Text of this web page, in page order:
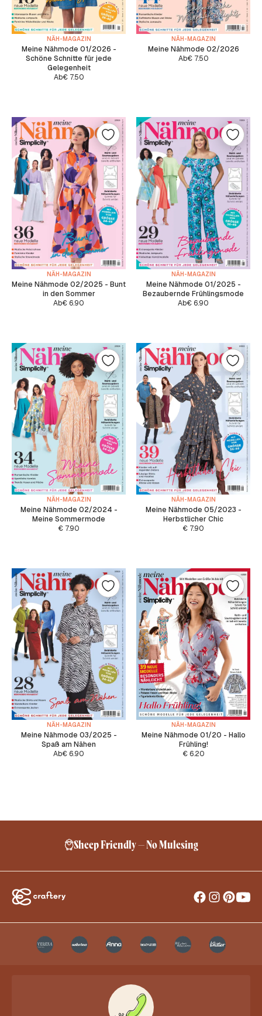
NÄH-MAGAZIN
Meine Nähmode 01/2026 -
Schöne Schnitte für jede
Gelegenheit
Ab€7.50
NÄH-MAGAZIN
Meine Nähmode 02/2026
Ab€7.50
NÄH-MAGAZIN
Meine Nähmode 02/2025 - Bunt
in den Sommer
Ab€ 6.90
NÄH-MAGAZIN
Meine Nähmode 01/2025 -
Bezaubernde Frühlingsmode
Ab€ 6.90
NÄH-MAGAZIN
Meine Nähmode 02/2024 -
Meine Sommermode
€ 7.90
NÄH-MAGAZIN
Meine Nähmode 05/2023 -
Herbstlicher Chic
€ 7.90
NÄH-MAGAZIN
Meine Nähmode 03/2025 -
Spaß am Nähen
Ab€ 6.90
NÄH-MAGAZIN
Meine Nähmode 01/20 - Hallo
Frühling!
€6.20
Sheep Friendly – No Mulesing